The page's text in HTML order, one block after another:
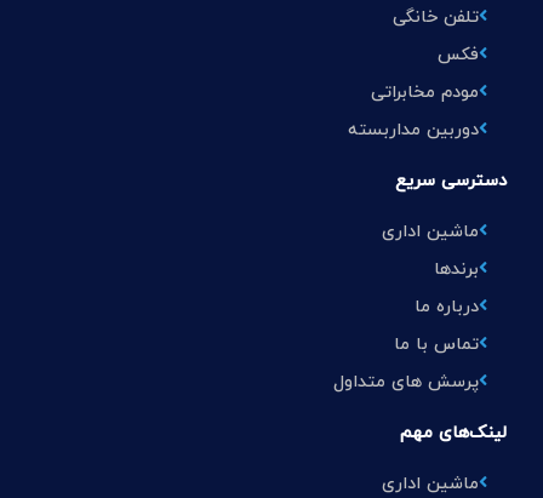
تلفن خانگی
فکس
مودم مخابراتی
دوربین مداربسته
دسترسی سریع
ماشین اداری
برندها
درباره ما
تماس با ما
پرسش های متداول
لینک‌های مهم
ماشین اداری